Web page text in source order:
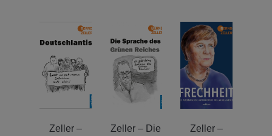
Zeller –
Zeller – Die
Zeller –